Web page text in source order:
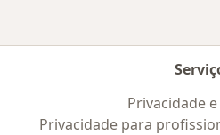
Privacidade
Privacidade para